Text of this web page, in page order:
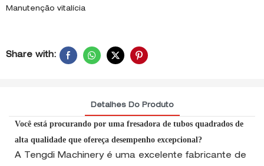
Manutenção vitalícia
Share with:
Detalhes Do Produto
Você está procurando por uma fresadora de tubos quadrados de
alta qualidade que ofereça desempenho excepcional?
A Tengdi Machinery é uma excelente fabricante de